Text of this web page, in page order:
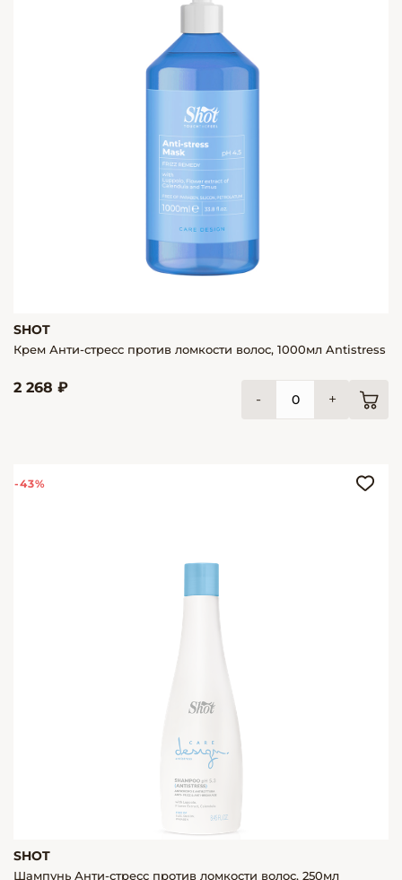
SHOT
Крем Анти-стресс против ломкости волос, 1000мл Antistress
2 268 ₽
- +
-43%
SHOT
Шампунь Анти-стресс против ломкости волос, 250мл